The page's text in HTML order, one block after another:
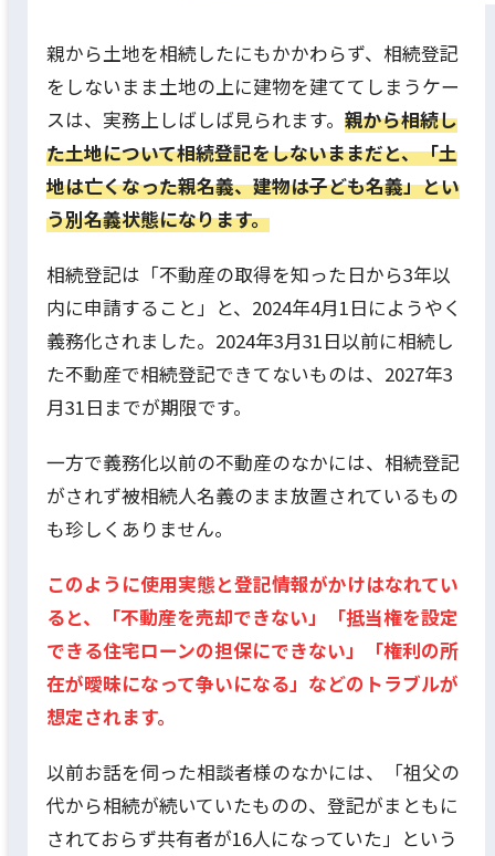
親から土地を相続したにもかかわらず、相続登記
をしないまま土地の上に建物を建ててしまうケー
スは、実務上しばしば見られます。 親から相続し
た土地について相続登記をしないままだと、「土
地は亡くなった親名義、建物は子ども名義」とい
う別名義状態になります。
相続登記は「不動産の取得を知った日から3年以
内に申請すること」と、2024年4月1日にようやく
義務化されました。2024年3月31日以前に相続し
た不動産で相続登記できてないものは、2027年3
月31日までが期限です。
一方で義務化以前の不動産のなかには、相続登記
がされず被相続人名義のまま放置されているもの
も珍しくありません。
このように使用実態と登記情報がかけはなれてい
ると、「不動産を売却できない」「抵当権を設定
できる住宅ローンの担保にできない」「権利の所
在が曖昧になって争いになる」などのトラブルが
想定されます。
以前お話を伺った相談者様のなかには、「祖父の
代から相続が続いていたものの、登記がまともに
されておらず共有者が16人になっていた」という